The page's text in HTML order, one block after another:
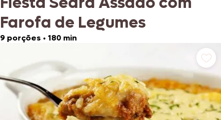
Farofa de Legumes
9 porções • 180 min